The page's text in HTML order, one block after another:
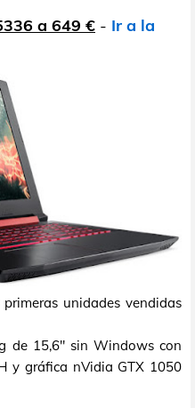
a 649 € - Ir a la
unidades vendidas
de 15,6" sin Windows con
y gráfica nVidia GTX 1050